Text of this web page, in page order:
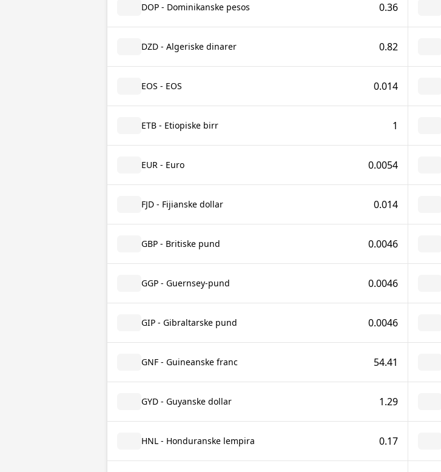
DOP - Dominikanske pesos 0.36
DZD - Algeriske dinarer 0.82
EOS - EOS 0.014
ETB - Etiopiske birr 1
EUR - Euro 0.0054
FJD - Fijianske dollar 0.014
GBP - Britiske pund 0.0046
GGP - Guernsey-pund 0.0046
GIP - Gibraltarske pund 0.0046
GNF - Guineanske franc 54.41
GYD - Guyanske dollar 1.29
HNL - Honduranske lempira 0.17